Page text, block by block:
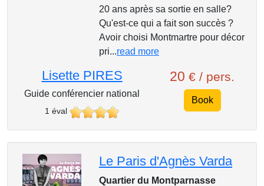
20 ans après sa sortie en salle?
Qu'est-ce qui a fait son succès ?
Avoir choisi Montmartre pour décor
pri...read more
Lisette PIRES
Guide conférencier national
1 éval
20 € / pers.
Book
Le Paris d'Agnès Varda
Quartier du Montparnasse